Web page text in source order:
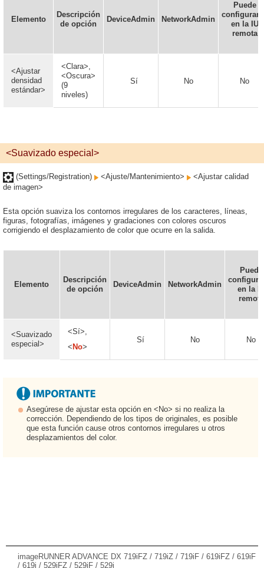
Elemento
Descripción
de opción
DeviceAdmin NetworkAdmin
Puede
en la IU
remota
<Ajustar
densidad
estándar>
<Clara>,
<Oscura>
(9
niveles)
Sí No No
<Suavizado especial>
(Settings/Registration) <Ajuste/Mantenimiento>
<Ajustar calidad
de imagen>
Esta opción suaviza los contornos irregulares de los caracteres, líneas,
figuras, fotografías, imágenes y gradaciones con colores oscuros
corrigiendo el desplazamiento de color que ocurre en la salida.
Elemento
Descripción
de opción
DeviceAdmin NetworkAdmin
Puede
en la
remota
<Suavizado
especial>
<Sí>,
< No>
Sí No No
Asegúrese de ajustar esta opción en <No> si no realiza la
corrección. Dependiendo de los tipos de originales, es posible
que esta función cause otros contornos irregulares u otros
desplazamientos del color.
imageRUNNER ADVANCE DX 719iFZ / 719iZ / 719iF / 619iFZ / 619iF
/ 619i / 529iFZ / 529iF / 529i